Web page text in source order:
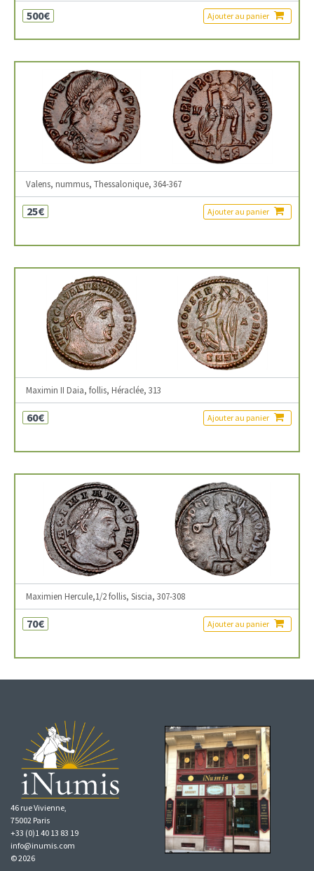
500€ Ajouter au panier
Valens, nummus, Thessalonique, 364-367
25€ Ajouter au panier
Maximin II Daia, follis, Héraclée, 313
60€ Ajouter au panier
Maximien Hercule,1/2 follis, Siscia, 307-308
70€ Ajouter au panier
46 rue Vivienne,
75002 Paris
+33 (0)1 40 13 83 19
info@inumis.com
© 2026